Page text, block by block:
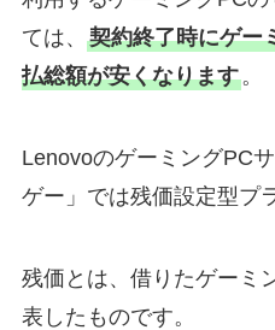
ては、 契約終了時にゲー
払総額が安くなります。
LenovoのゲーミングPC
ゲー」では残価設定型プ
残価とは、借りたゲーミ
表したものです。